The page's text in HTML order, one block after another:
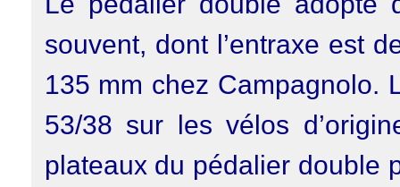
souvent, dont l’entraxe est
135 mm chez Campagnolo.
53/38 sur les vélos
plateaux du pédalier double